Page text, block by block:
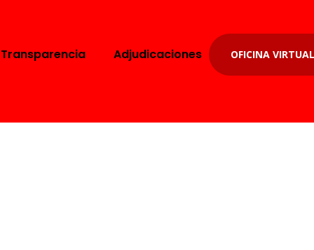
Transparencia Adjudicaciones OFICINA VIRTUAL